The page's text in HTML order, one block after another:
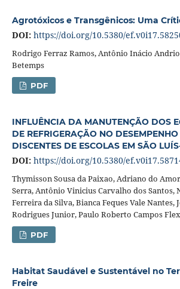
Agrotóxicos e Transgênicos: Uma
DOI: https://doi.org/10.5380/
Rodrigo Ferraz Ramos, Antônio Inácio
Betemps
PDF
INFLUÊNCIA DA MANUTENÇÃO DOS
DE REFRIGERAÇÃO NO
DISCENTES DE ESCOLAS EM SÃO
DOI: https://doi.org/10.5380/
Thymisson Sousa da Paixao, Adriano do
Serra, Antônio Vinicius Carvalho dos Santos,
Ferreira da Silva, Bianca Feques Vale Nantes,
Rodrigues Junior, Paulo Roberto Campos
PDF
Habitat Saudável e Sustentável no
Freire